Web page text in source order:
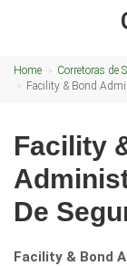
Home
Corretoras de
Facility & Bond
Facility
De
Facility & Bond